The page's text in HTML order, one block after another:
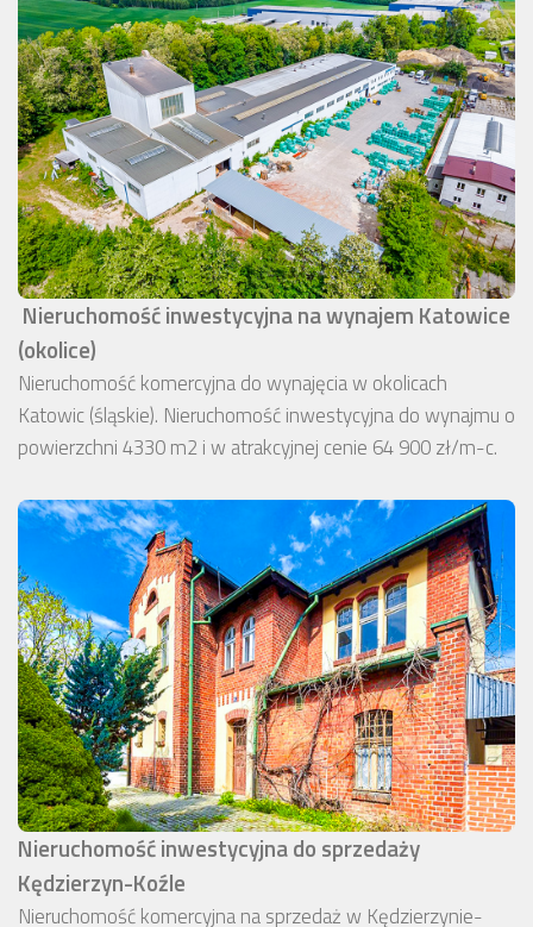
Nieruchomość inwestycyjna na wynajem Katowice
(okolice)
Nieruchomość komercyjna do wynajęcia w okolicach
Katowic (śląskie). Nieruchomość inwestycyjna do wynajmu o
powierzchni 4330 m2 i w atrakcyjnej cenie 64 900 zł/m-c.
Nieruchomość inwestycyjna do sprzedaży
Kędzierzyn-Koźle
Nieruchomość komercyjna na sprzedaż w Kędzierzynie-